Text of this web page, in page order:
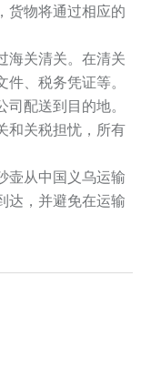
货物将通过相应的
海关清关。在清关
、税务凭证等。
配送到目的地。
和关税担忧，所有
壶从中国义乌运输
达，并避免在运输